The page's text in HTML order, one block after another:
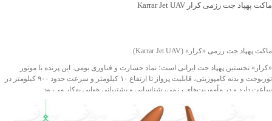
ماکت پهپاد جت رزمی کرار Karrar Jet UAV
ماکت پهپاد جت رزمی «کرار» (Karrar Jet UAV)
«کرار» نخستین پهپاد جت ایرانی است؛ نماد جسارت و فناوری بومی. این پرنده با موتور
توربوجت و بدنه کامپوزیتی، قابلیت پرواز تا ارتفاع ۱۰ کیلومتر و سرعت حدود ۹۰۰ کیلومتر در
ساعت دارد و در مأموریت‌های رزمی، شناسایی و پشتیبانی هوایی به‌کار می‌رود.
نسخهٔ ماکت با ابعاد طول 190 سانتی‌متر و دهانهٔ بال 154 سانتی‌متر، به‌صورت دقیق بر اساس
مدل واقعی ساخته شده؛ مناسب برای نمایشگاه‌های دفاع مقدس، موزه‌ها و پروژه‌های